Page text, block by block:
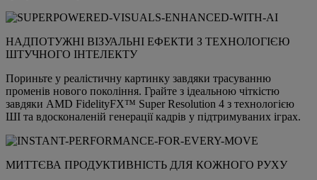
НАДПОТУЖНІ ВІЗУАЛЬНІ ЕФЕКТИ З ТЕХНОЛОГІЄЮ
ШТУЧНОГО ІНТЕЛЕКТУ
Пориньте у реалістичну картинку завдяки трасуванню
променів нового покоління. Грайте з ідеальною чіткістю
завдяки AMD FidelityFX™ Super Resolution 4 з технологією
ШІ та вдосконаленій генерації кадрів у підтримуваних іграх.
МИТТЄВА ПРОДУКТИВНІСТЬ ДЛЯ КОЖНОГО РУХУ